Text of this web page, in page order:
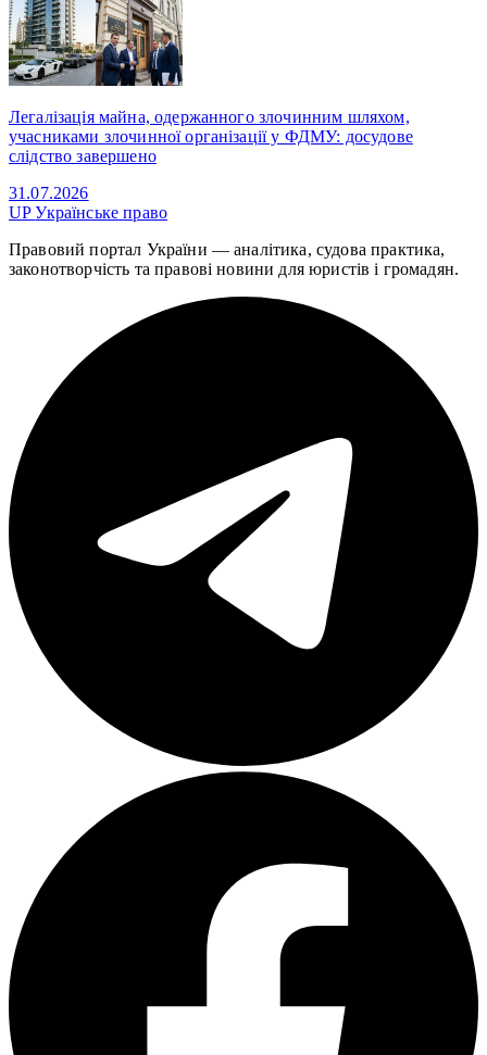
Легалізація майна, одержанного злочинним шляхом,
учасниками злочинної організації у ФДМУ: досудове
слідство завершено
31.07.2026
UPУкраїнське право
Правовий портал України — аналітика, судова практика,
законотворчість та правові новини для юристів і громадян.